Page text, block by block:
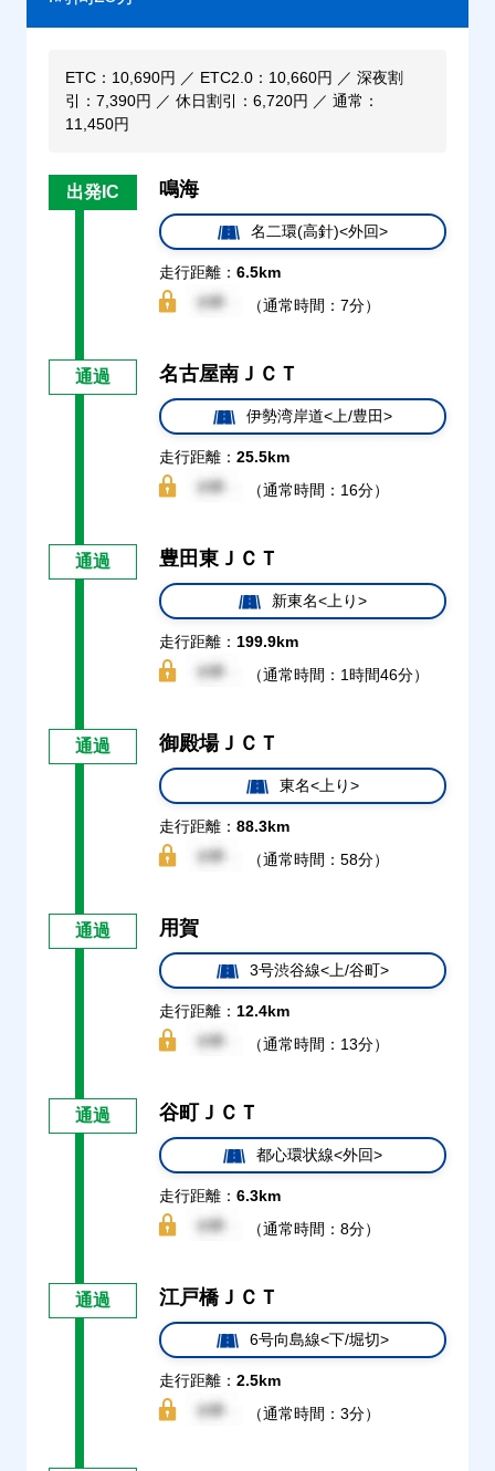
ETC：10,690円 ／ ETC2.0：10,660円 ／ 深夜割
引：7,390円 ／ 休日割引：6,720円 ／ 通常：
11,450円
出発IC 鳴海
名二環(高針)<外回>
走行距離： 6.5km
（通常時間：7分）
通過 名古屋南ＪＣＴ
伊勢湾岸道<上/豊田>
走行距離： 25.5km
（通常時間：16分）
通過 豊田東ＪＣＴ
新東名<上り>
走行距離： 199.9km
（通常時間：1時間46分）
通過 御殿場ＪＣＴ
東名<上り>
走行距離： 88.3km
（通常時間：58分）
通過 用賀
3号渋谷線<上/谷町>
走行距離： 12.4km
（通常時間：13分）
通過 谷町ＪＣＴ
都心環状線<外回>
走行距離： 6.3km
（通常時間：8分）
通過 江戸橋ＪＣＴ
6号向島線<下/堀切>
走行距離： 2.5km
（通常時間：3分）